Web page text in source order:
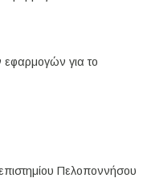
για το
Πελοποννήσου